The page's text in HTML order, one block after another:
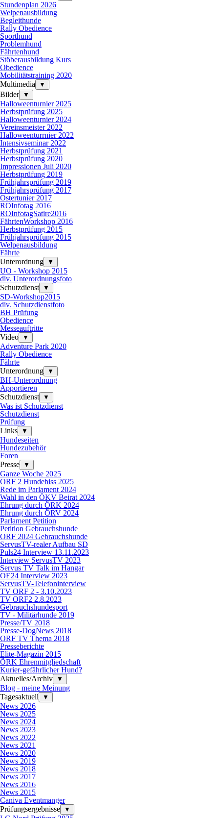
Stundenplan 2026
Welpenausbildung
Begleithunde
Rally Obedience
Sporthund
Problemhund
Fährtenhund
Stöberausbildung Kurs
Obedience
Mobilitätstraining 2020
Multimedia
▼
Bilder ▼
Halloweenturnier 2025
Herbstprüfung 2025
Halloweenturnier 2024
Vereinsmeister 2022
Halloweenturrnier 2022
Intensivseminar 2022
Herbstprüfung 2021
Herbstprüfung 2020
Impressionen Juli 2020
Herbstprüfung 2019
Frühjahrsprüfung 2019
Frühjahrsprüfung 2017
Ostertunier 2017
ROInfotag 2016
ROInfotagSatire2016
FährtenWorkshop 2016
Herbstprüfung 2015
Frühjahrsprüfung 2015
Welpenausbildung
Fährte
Unterordnung
▼
UO - Workshop 2015
div. Unterordnungsfoto
Schutzdienst
▼
SD-Workshop2015
div. Schutzdienstfoto
BH Prüfung
Obedience
Messeauftritte
Video
▼
Adventure Park 2020
Rally Obedience
Fährte
Unterordnung
▼
BH-Unterordnung
Apportieren
Schutzdienst
▼
Was ist Schutzdienst
Schutzdienst
Prüfung
Links
▼
Hundeseiten
Hundezubehör
Foren
Presse
▼
Ganze Woche 2025
ORF 2 Hundebiss 2025
Rede im Parlament 2024
Wahl in den ÖKV Beirat 2024
Ehrung durch ÖRK 2024
Ehrung durch ÖRV 2024
Parlament Petition
Petition Gebrauchshunde
ORF 2024 Gebrauchshunde
ServusTV-realer Aufbau SD
Puls24 Interview 13.11.2023
Interview ServusTV 2023
Servus TV Talk im Hangar
OE24 Interview 2023
ServusTV-Telefoninterview
TV ORF 2 - 3.10.2023
TV ORF2 2.8.2023
Gebrauchshundesport
TV - Militärhunde 2019
Presse/TV 2018
Presse-DogNews 2018
ORF TV Thema 2018
Presseberichte
Elite-Magazin 2015
ÖRK Ehrenmitgliedschaft
Kurier-gefährlicher Hund?
Aktuelles/Archiv
▼
Blog - meine Meinung
Tagesaktuell
▼
News 2026
News 2025
News 2024
News 2023
News 2022
News 2021
News 2020
News 2019
News 2018
News 2017
News 2016
News 2015
Caniva Eventmanger
Prüfungsergebnisse
▼